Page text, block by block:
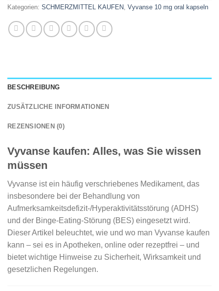
Kategorien: SCHMERZMITTEL KAUFEN Vyvanse 10 mg oral kapseln
BESCHREIBUNG
ZUSÄTZLICHE INFORMATIONEN
REZENSIONEN (0)
Vyvanse kaufen: Alles, was Sie wissen
müssen
Vyvanse ist ein häufig verschriebenes Medikament, das
insbesondere bei der Behandlung von
Aufmerksamkeitsdefizit-/Hyperaktivitätsstörung (ADHS)
und der Binge-Eating-Störung (BES) eingesetzt wird.
Dieser Artikel beleuchtet, wie und wo man Vyvanse kaufen
kann – sei es in Apotheken, online oder rezeptfrei – und
bietet wichtige Hinweise zu Sicherheit, Wirksamkeit und
gesetzlichen Regelungen.